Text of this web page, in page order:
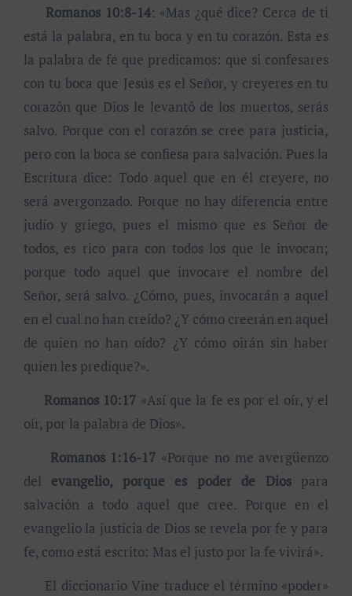
Romanos 10:8-14: «Mas ¿qué dice? Cerca de ti
está la palabra, en tu boca y en tu corazón. Esta es
la palabra de fe que predicamos: que si confesares
con tu boca que Jesús es el Señor, y creyeres en tu
corazón que Dios le levantó de los muertos, serás
salvo. Porque con el corazón se cree para justicia,
pero con la boca se confiesa para salvación. Pues la
Escritura dice: Todo aquel que en él creyere, no
será avergonzado. Porque no hay diferencia entre
judío y griego, pues el mismo que es Señor de
todos, es rico para con todos los que le invocan;
porque todo aquel que invocare el nombre del
Señor, será salvo. ¿Cómo, pues, invocarán a aquel
en el cual no han creído? ¿Y cómo creerán en aquel
de quien no han oído? ¿Y cómo oirán sin haber
quien les predique?».
Romanos 10:17 «Así que la fe es por el oír, y el
oír, por la palabra de Dios».
Romanos 1:16-17 «Porque no me avergüenzo
del evangelio, porque es poder de Diospara
salvación a todo aquel que cree. Porque en el
evangelio la justicia de Dios se revela por fe y para
fe, como está escrito: Mas el justo por la fe vivirá».
El diccionario Vine traduce el término «poder»